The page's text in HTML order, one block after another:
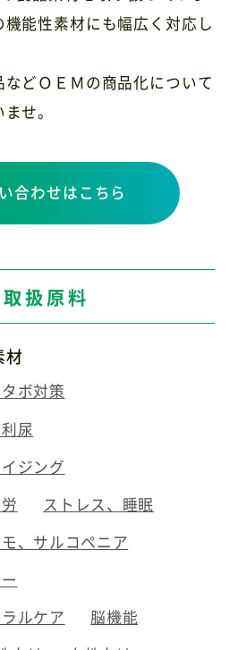
能性素材にも幅広く対応し
どＯＥＭの商品化について
せ。
合わせはこちら
取扱原料
材
ボ対策
尿
ジング
ストレス、睡眠
、サルコペニア
ルケア
脳機能